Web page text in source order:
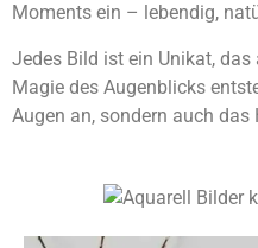
Moments ein – lebendig,
Jedes Bild ist ein Unikat,
Magie des Augenblicks
Augen an, sondern auch das